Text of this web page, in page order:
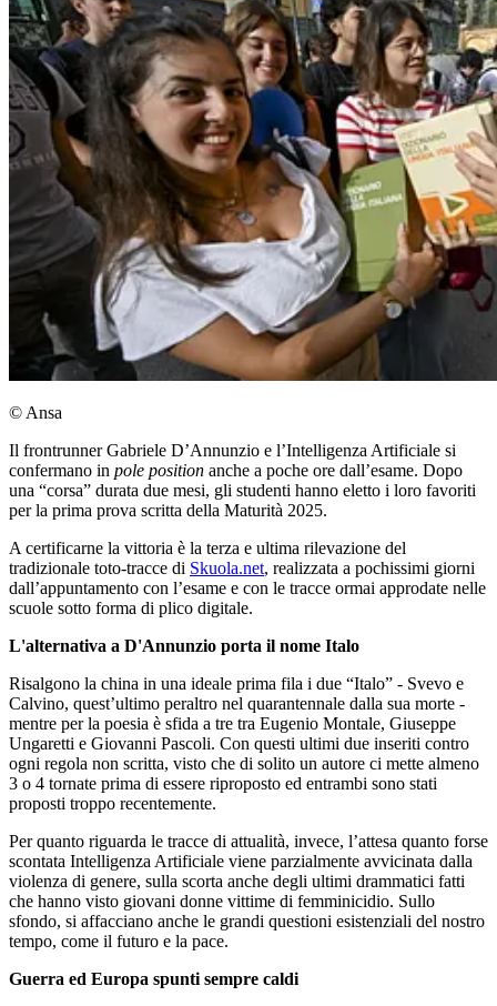
© Ansa
Il frontrunner Gabriele D’Annunzio e l’Intelligenza Artificiale si
confermano in pole position anche a poche ore dall’esame. Dopo
una “corsa” durata due mesi, gli studenti hanno eletto i loro favoriti
per la prima prova scritta della Maturità 2025.
A certificarne la vittoria è la terza e ultima rilevazione del
tradizionale toto-tracce di Skuola.net, realizzata a pochissimi giorni
dall’appuntamento con l’esame e con le tracce ormai approdate nelle
scuole sotto forma di plico digitale.
L'alternativa a D'Annunzio porta il nome Italo
Risalgono la china in una ideale prima fila i due “Italo” - Svevo e
Calvino, quest’ultimo peraltro nel quarantennale dalla sua morte -
mentre per la poesia è sfida a tre tra Eugenio Montale, Giuseppe
Ungaretti e Giovanni Pascoli. Con questi ultimi due inseriti contro
ogni regola non scritta, visto che di solito un autore ci mette almeno
3 o 4 tornate prima di essere riproposto ed entrambi sono stati
proposti troppo recentemente.
Per quanto riguarda le tracce di attualità, invece, l’attesa quanto forse
scontata Intelligenza Artificiale viene parzialmente avvicinata dalla
violenza di genere, sulla scorta anche degli ultimi drammatici fatti
che hanno visto giovani donne vittime di femminicidio. Sullo
sfondo, si affacciano anche le grandi questioni esistenziali del nostro
tempo, come il futuro e la pace.
Guerra ed Europa spunti sempre caldi